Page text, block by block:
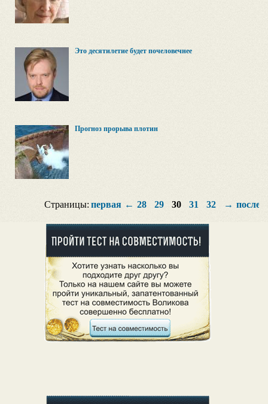
Это десятилетие будет почеловечнее
Прогноз прорыва плотин
Страницы: первая ← 28 29 30 31 32 →